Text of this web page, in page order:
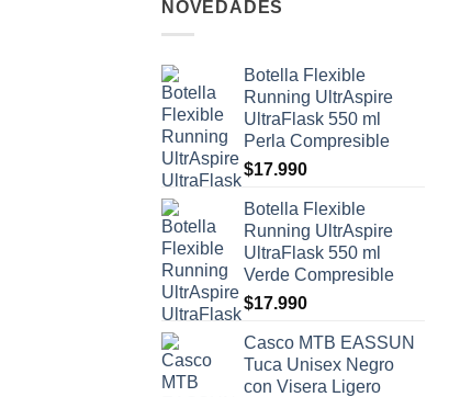
NOVEDADES
Botella Flexible
Running UltrAspire
UltraFlask 550 ml
Perla Compresible
$17.990
Botella Flexible
Running UltrAspire
UltraFlask 550 ml
Verde Compresible
$17.990
Casco MTB EASSUN
Tuca Unisex Negro
con Visera Ligero